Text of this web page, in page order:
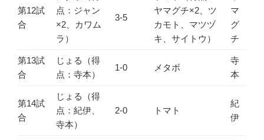
第12試
合
点：ジャン
×2、カワム
ラ）
3-5
ヤマグチ×2、ツ
カモト、マツヅ
キ、サイトウ）
マ
グ
チ
第13試
合
じょる（得
点：寺本）
1-0 メタボ
寺
本
第14試
合
じょる（得
点：紀伊、
寺本）
2-0 トマト
紀
伊